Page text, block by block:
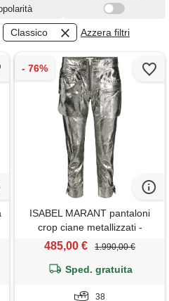
Classico Azzera filtri
ISABEL MARANT pantaloni
crop ciane metallizzati -
argento
485,00 € 1.990,00 €
Sped. gratuita
38